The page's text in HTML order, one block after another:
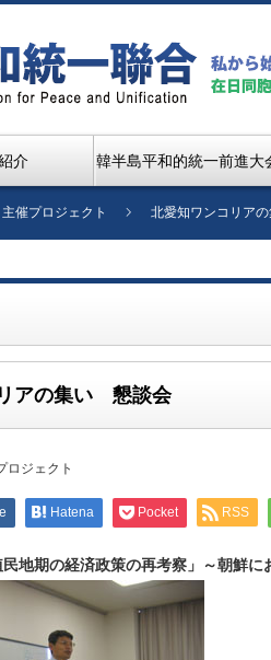
介 韓半島平和的統一前進大
主催プロジェクト 北愛知ワンコリア
アの集い 懇談会
ロジェクト
Hatena Pocket RSS
地期の経済政策の再考察」～朝鮮に